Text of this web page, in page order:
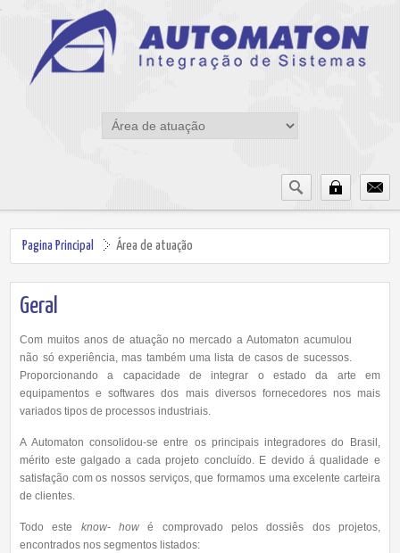
Pagina Principal Área de atuação
Geral
Com muitos anos de atuação no mercado a Automaton acumulou
não só experiência, mas também uma lista de casos de sucessos.
Proporcionando a capacidade de integrar o estado da arte em
equipamentos e softwares dos mais diversos fornecedores nos mais
variados tipos de processos industriais.
A Automaton consolidou-se entre os principais integradores do Brasil,
mérito este galgado a cada projeto concluído. E devido á qualidade e
satisfação com os nossos serviços, que formamos uma excelente carteira
de clientes.
Todo este know- how é comprovado pelos dossiês dos projetos,
encontrados nos segmentos listados: